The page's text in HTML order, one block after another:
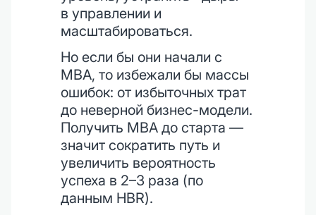
в управлении и
масштабироваться.
Но если бы они начали с
MBA, то избежали бы массы
ошибок: от избыточных трат
до неверной бизнес-модели.
Получить MBA до старта —
значит сократить путь и
увеличить вероятность
успеха в 2–3 раза (по
данным HBR).